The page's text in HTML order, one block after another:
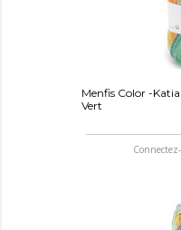
Menfis Color -
Vert